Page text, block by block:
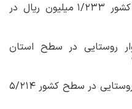
متوسط درآمد خانوار روستایی کشور ۱/۲۳۳ میلیون ریال در
روستایی در سطح استان
متوسط هزینه سالانه یک خانوار روستایی در سطح کشور ۵/۲۱۴